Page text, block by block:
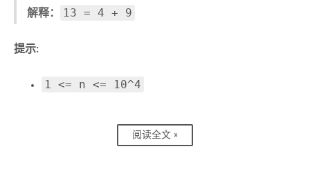
解释： 13 = 4 + 9
提示:
1 <= n <= 10^4
阅读全文 »